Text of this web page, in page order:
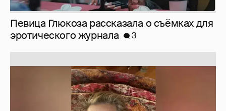
Певица Глюкоза рассказала о съёмках для
эротического журнала
3